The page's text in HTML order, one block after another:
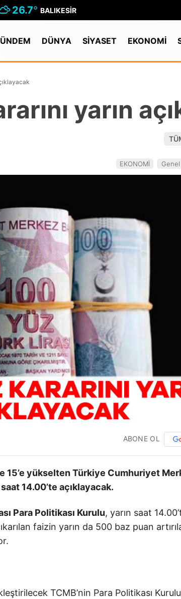
26.7° BALIKESIR
DÜNYA SİYASET EKONOMİ
yarın
EKONOMİ Genel
ABONE OL
yükselten Türkiye Cumhuriyet
14.00’te açıklayacak.
Para Politikası Kurulu, yarın saat
faizin yarın da 500 baz puan
TCMB’nin Para Politikası